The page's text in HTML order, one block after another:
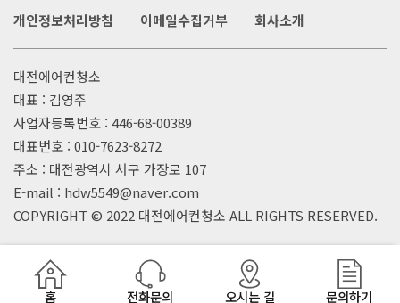
개인정보처리방침 이메일수집거부 회사소개
대전에어컨청소
대표 : 김영주
사업자등록번호 : 446-68-00389
대표번호 : 010-7623-8272
주소 : 대전광역시 서구 가장로 107
E-mail : hdw5549@naver.com
COPYRIGHT © 2022 대전에어컨청소 ALL RIGHTS RESERVED.
홈 전화문의 오시는 길 문의하기